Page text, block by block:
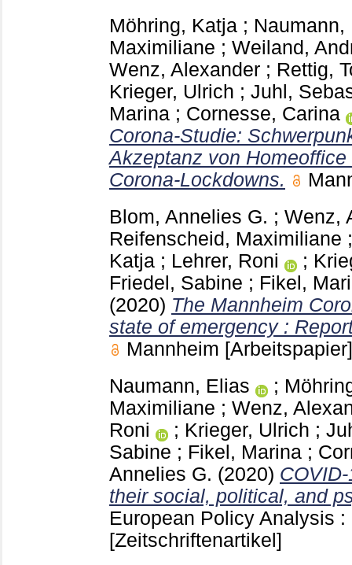
Möhring, Katja ; Naumann,
Maximiliane ; Weiland,
Wenz, Alexander ; Rettig,
Krieger, Ulrich ; Juhl,
Marina ; Cornesse, Carina
Corona-Studie:
Akzeptanz von
Corona-Lockdowns.
Blom, Annelies G. ; Wenz,
Reifenscheid, Maximiliane
Katja ; Lehrer, Roni ;
Friedel, Sabine ; Fikel,
(2020) The Mannheim
state of emergency :
Mannheim [Arbeitspapier]
Naumann, Elias
;
Maximiliane ; Wenz,
Roni
; Krieger, Ulrich ;
Sabine ; Fikel, Marina ;
Annelies G. (2020)
their social, political, and
European Policy Analysis
[Zeitschriftenartikel]